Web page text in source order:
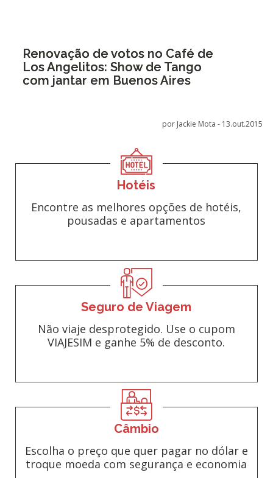
Renovação de votos no Café de
Los Angelitos: Show de Tango
com jantar em Buenos Aires
por Jackie Mota - 13.out.2015
Hotéis
Encontre as melhores opções de hotéis,
pousadas e apartamentos
Seguro de Viagem
Não viaje desprotegido. Use o cupom
VIAJESIM e ganhe 5% de desconto.
Câmbio
Escolha o preço que quer pagar no dólar e
troque moeda com segurança e economia